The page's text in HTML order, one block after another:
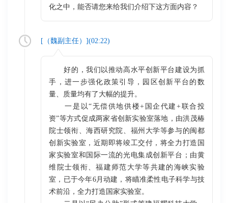
化之中，能否请您来给我们介绍下这方面内容？
[（魏副主任）](02:22)
好的，我们以推动高水平创新平台建设为抓
手，进一步强化政策引导，园区创新平台的数
量、质量均有了大幅的提升。
一是以“无偿供地供楼+国企代建+联合投
资”等方式促成两家省创新实验室落地，由洪茂椿
院士领衔、海西研究院、福州大学等参与的闽都
创新实验室，近期即将竣工交付，将全力打造国
家实验室和国际一流的光电集成创新平台；由黄
维院士领衔、福建师范大学等共建的海峡实验
室，已于今年6月动建，将瞄准柔性电子科学与技
术前沿，全力打造国家实验室。